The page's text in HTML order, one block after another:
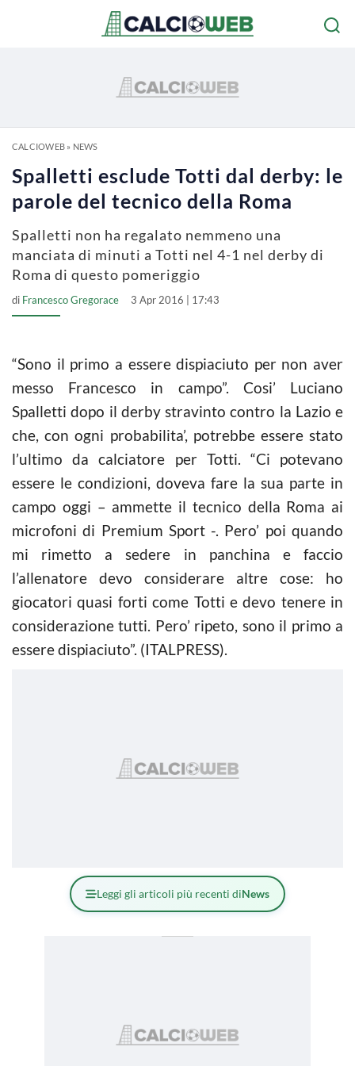
CALCIOWEB» NEWS
Spalletti esclude Totti dal derby: le
parole del tecnico della Roma
Spalletti non ha regalato nemmeno una
manciata di minuti a Totti nel 4-1 nel derby di
Roma di questo pomeriggio
di Francesco Gregorace 3 Apr 2016 | 17:43
“Sono il primo a essere dispiaciuto per non aver
messo Francesco in campo”. Cosi’ Luciano
Spalletti dopo il derby stravinto contro la Lazio e
che, con ogni probabilita’, potrebbe essere stato
l’ultimo da calciatore per Totti. “Ci potevano
essere le condizioni, doveva fare la sua parte in
campo oggi – ammette il tecnico della Roma ai
microfoni di Premium Sport -. Pero’ poi quando
mi rimetto a sedere in panchina e faccio
l’allenatore devo considerare altre cose: ho
giocatori quasi forti come Totti e devo tenere in
considerazione tutti. Pero’ ripeto, sono il primo a
essere dispiaciuto”. (ITALPRESS).
Leggi gli articoli più recenti diNews